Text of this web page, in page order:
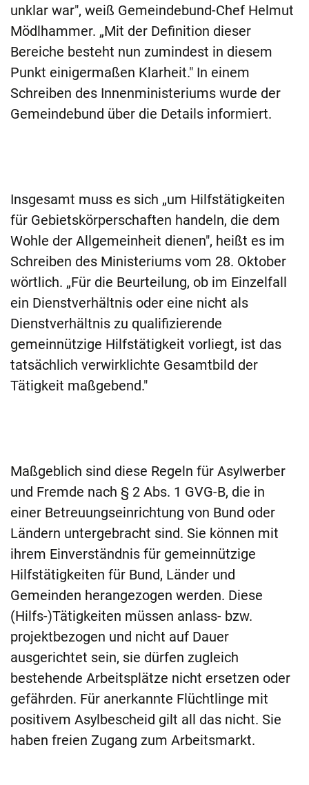
unklar war", weiß Gemeindebund-Chef Helmut
Mödlhammer. „Mit der Definition dieser
Bereiche besteht nun zumindest in diesem
Punkt einigermaßen Klarheit." In einem
Schreiben des Innenministeriums wurde der
Gemeindebund über die Details informiert.
Insgesamt muss es sich „um Hilfstätigkeiten
für Gebietskörperschaften handeln, die dem
Wohle der Allgemeinheit dienen", heißt es im
Schreiben des Ministeriums vom 28. Oktober
wörtlich. „Für die Beurteilung, ob im Einzelfall
ein Dienstverhältnis oder eine nicht als
Dienstverhältnis zu qualifizierende
gemeinnützige Hilfstätigkeit vorliegt, ist das
tatsächlich verwirklichte Gesamtbild der
Tätigkeit maßgebend."
Maßgeblich sind diese Regeln für Asylwerber
und Fremde nach § 2 Abs. 1 GVG-B, die in
einer Betreuungseinrichtung von Bund oder
Ländern untergebracht sind. Sie können mit
ihrem Einverständnis für gemeinnützige
Hilfstätigkeiten für Bund, Länder und
Gemeinden herangezogen werden. Diese
(Hilfs-)Tätigkeiten müssen anlass- bzw.
projektbezogen und nicht auf Dauer
ausgerichtet sein, sie dürfen zugleich
bestehende Arbeitsplätze nicht ersetzen oder
gefährden. Für anerkannte Flüchtlinge mit
positivem Asylbescheid gilt all das nicht. Sie
haben freien Zugang zum Arbeitsmarkt.